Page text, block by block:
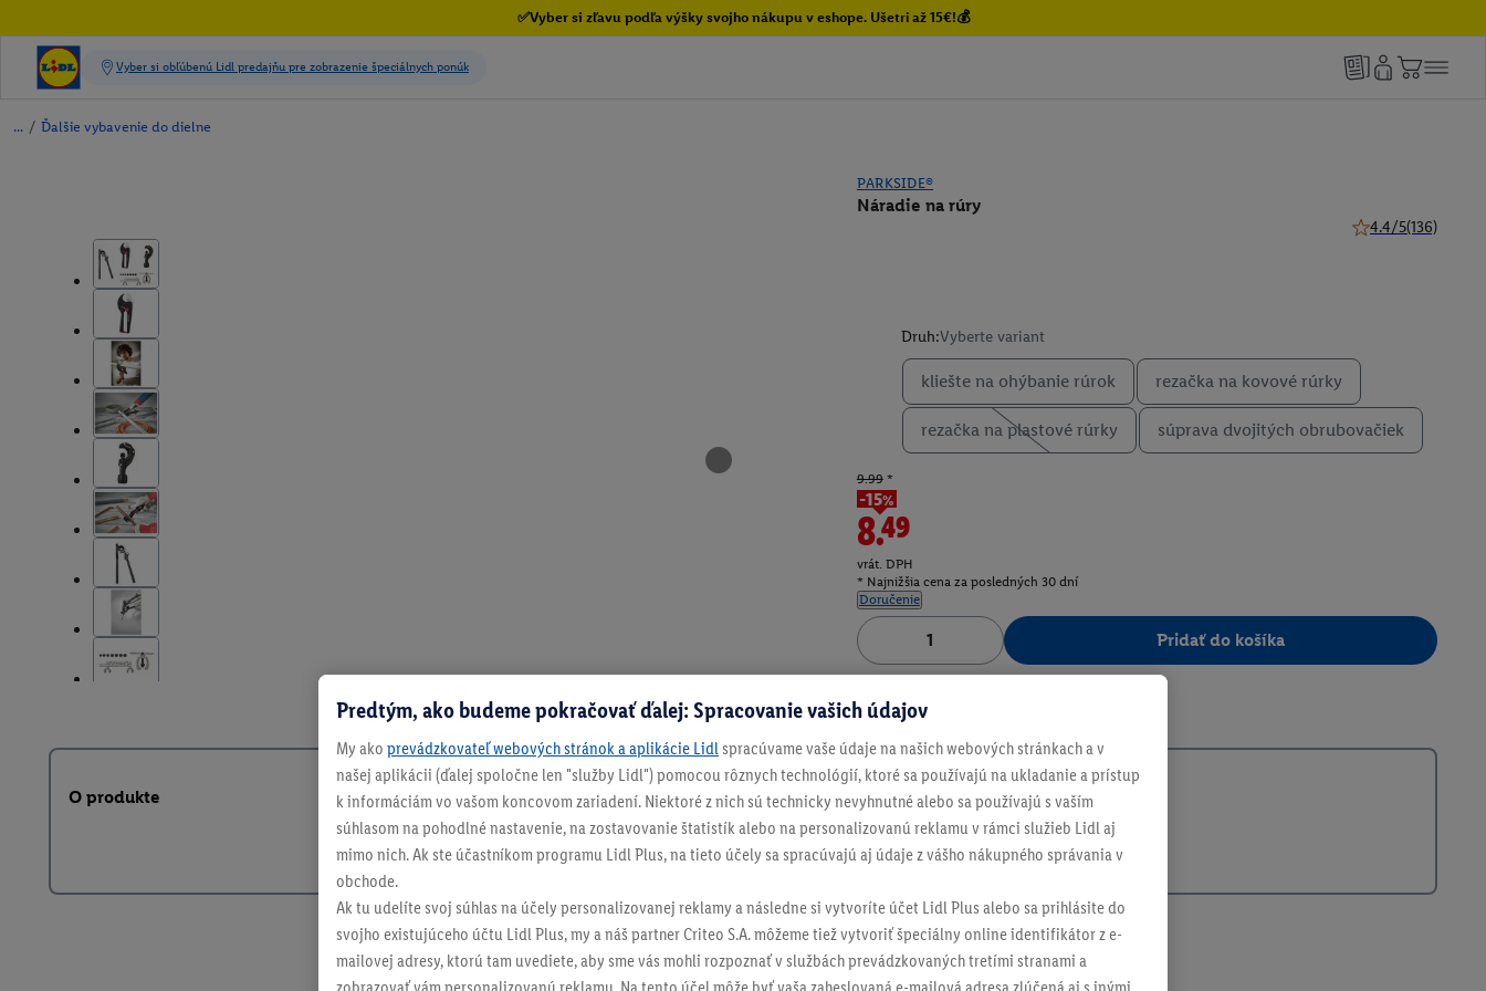
✅Vyber si zľavu podľa výšky svojho nákupu v eshope. Ušetri až 15€!💰
/ Ďalšie vybavenie do dielne
PARKSIDE®
Náradie na rúry
4.4/5(136)
Druh:Vyberte variant
kliešte na ohýbanie rúrok rezačka na kovové rúrky
rezačka na plastové rúrky súprava dvojitých obrubovačiek
9.99*
-15%
8.49
vrát. DPH
* Najnižšia cena za posledných 30 dní
Doručenie
Pridať do košíka
O produkte
Predtým, ako budeme pokračovať ďalej: Spracovanie vašich údajov
My ako prevádzkovateľ webových stránok a aplikácie Lidl spracúvame vaše údaje na našich webových stránkach a v
našej aplikácii (ďalej spoločne len "služby Lidl") pomocou rôznych technológií, ktoré sa používajú na ukladanie a prístup
k informáciám vo vašom koncovom zariadení. Niektoré z nich sú technicky nevyhnutné alebo sa používajú s vaším
súhlasom na pohodlné nastavenie, na zostavovanie štatistík alebo na personalizovanú reklamu v rámci služieb Lidl aj
mimo nich. Ak ste účastníkom programu Lidl Plus, na tieto účely sa spracúvajú aj údaje z vášho nákupného správania v
obchode.
Ak tu udelíte svoj súhlas na účely personalizovanej reklamy a následne si vytvoríte účet Lidl Plus alebo sa prihlásite do
svojho existujúceho účtu Lidl Plus, my a náš partner Criteo S.A. môžeme tiež vytvoriť špeciálny online identifikátor z e-
mailovej adresy, ktorú tam uvediete, aby sme vás mohli rozpoznať v službách prevádzkovaných tretími stranami a